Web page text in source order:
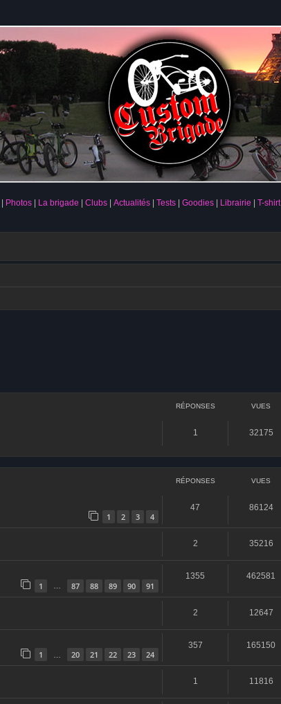
Photos La brigade Clubs Actualités Tests Goodies Librairie T-shirt
RÉPONSES VUES
1 32175
RÉPONSES VUES
1 2 3 4
47 86124
2 35216
1 87 88 89 90 91
1355 462581
2 12647
1 20 21 22 23 24
357 165150
1 11816